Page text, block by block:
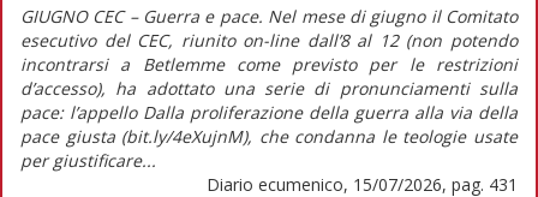
GIUGNO CEC – Guerra e pace. Nel mese di giugno il Comitato
esecutivo del CEC, riunito on-line dall’8 al 12 (non potendo
incontrarsi a Betlemme come previsto per le restrizioni
d’accesso), ha adottato una serie di pronunciamenti sulla
pace: l’appello Dalla proliferazione della guerra alla via della
pace giusta (bit.ly/4eXujnM), che condanna le teologie usate
per giustificare...
Diario ecumenico, 15/07/2026, pag. 431